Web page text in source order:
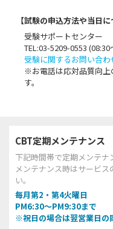
【試験の申込方法や当日
受験サポートセンター
TEL:03-5209-0553
受験に関するお問い合わ
※お電話は応対品質向上
す。
CBT定期メンテナンス
下記時間帯で定期メンテナ
メンテナンス時はサービ
い。
毎月第2・第4火曜日
PM6:30～PM9:30まで
※祝日の場合は翌営業日の